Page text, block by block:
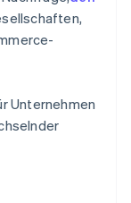
Unternehmen